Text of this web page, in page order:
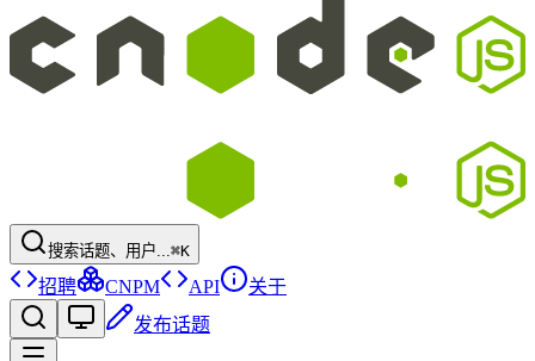
搜索话题、用户...⌘K
招聘 CNPM API
关于
发布话题